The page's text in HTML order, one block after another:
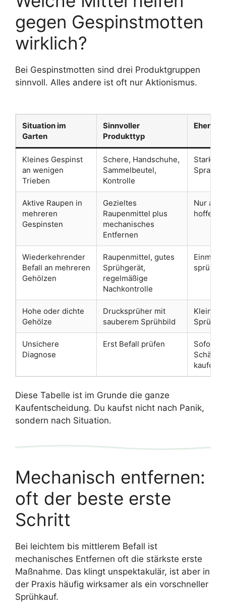
gegen Gespinstmotten
wirklich?
Bei Gespinstmotten sind drei Produktgruppen
sinnvoll. Alles andere ist oft nur Aktionismus.
Situation im
Garten
Sinnvoller
Produkttyp
Eher
Kleines Gespinst
an wenigen
Trieben
Schere, Handschuhe,
Sammelbeutel,
Kontrolle
Starkes
Spray
Aktive Raupen in
mehreren
Gespinsten
Gezieltes
Raupenmittel plus
mechanisches
Entfernen
Nur
hoffen
Wiederkehrender
Befall an mehreren
Gehölzen
Raupenmittel, gutes
Sprühgerät,
regelmäßige
Nachkontrolle
Einmal
Hohe oder dichte
Gehölze
Drucksprüher mit
sauberem Sprühbild
Kleine
Unsichere
Diagnose
Erst Befall prüfen
Sofort
kaufen
Diese Tabelle ist im Grunde die ganze
Kaufentscheidung. Du kaufst nicht nach Panik,
sondern nach Situation.
Mechanisch entfernen:
oft der beste erste
Schritt
Bei leichtem bis mittlerem Befall ist
mechanisches Entfernen oft die stärkste erste
Maßnahme. Das klingt unspektakulär, ist aber in
der Praxis häufig wirksamer als ein vorschneller
Sprühkauf.